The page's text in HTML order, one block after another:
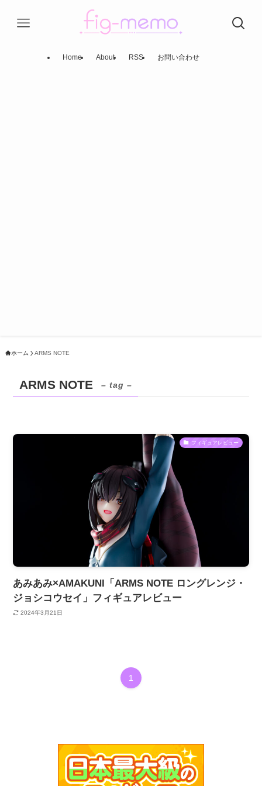
Home About RSS お問い合わせ
ホーム ARMS NOTE
ARMS NOTE – tag –
フィギュアレビュー
あみあみ×AMAKUNI「ARMS NOTE ロングレンジ・
ジョシコウセイ」フィギュアレビュー
2024年3月21日
1